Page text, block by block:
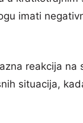
imati
reakcija
situacija,